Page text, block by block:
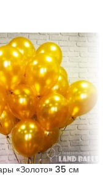
«Золото» 35 см